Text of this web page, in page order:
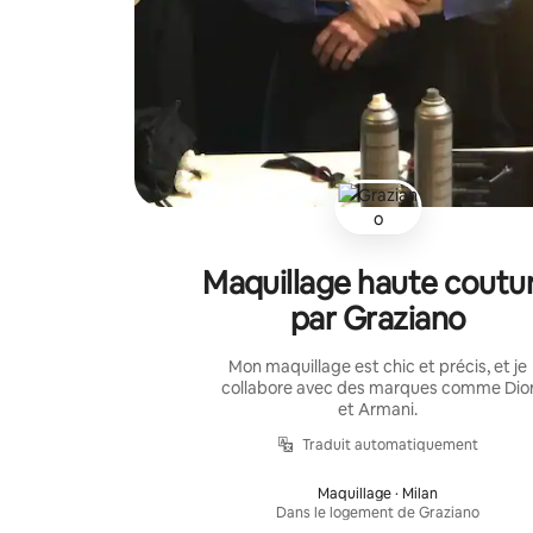
Maquillage haute
par Graziano
Mon maquillage est chic et précis, et je
collabore avec des marques comme
et Armani.
Traduit automatiquement
Maquillage · Milan
Dans le logement de Graziano